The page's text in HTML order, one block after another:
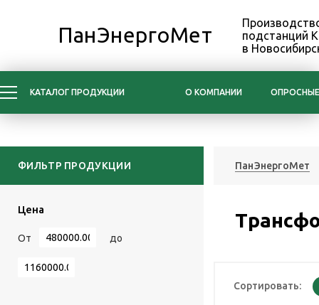
ПанЭнергоМет
подстанций
в
КАТАЛОГ ПРОДУКЦИИ О КОМПАНИИ
ФИЛЬТР ПРОДУКЦИИ
Цена
От до
ПанЭнергоМет
Сортировать: